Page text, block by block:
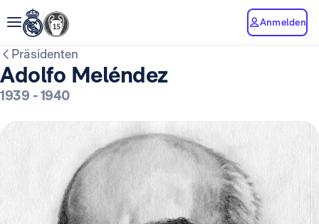
Anmelden
Präsidenten
Adolfo Meléndez
1939 -1940